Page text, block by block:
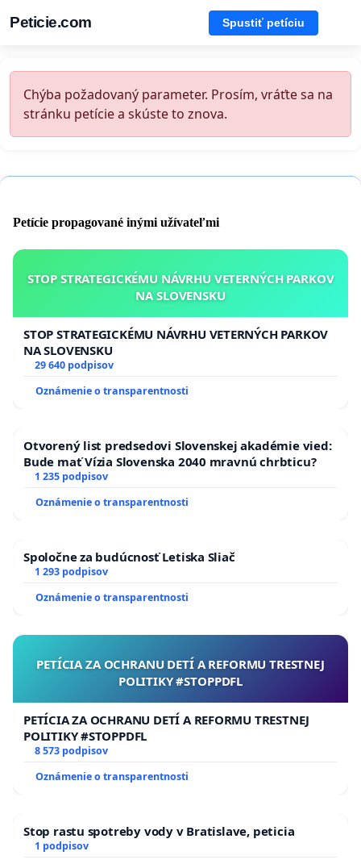
Peticie.com Spustiť petíciu
Chýba požadovaný parameter. Prosím, vráťte sa na
stránku petície a skúste to znova.
Petície propagované inými užívateľmi
STOP STRATEGICKÉMU NÁVRHU VETERNÝCH PARKOV
NA SLOVENSKU
STOP STRATEGICKÉMU NÁVRHU VETERNÝCH PARKOV
NA SLOVENSKU
29 640 podpisov
Oznámenie o transparentnosti
Otvorený list predsedovi Slovenskej akadémie vied:
Bude mať Vízia Slovenska 2040 mravnú chrbticu?
1 235 podpisov
Oznámenie o transparentnosti
Spoločne za budúcnosť Letiska Sliač
1 293 podpisov
Oznámenie o transparentnosti
PETÍCIA ZA OCHRANU DETÍ A REFORMU TRESTNEJ
POLITIKY #STOPPDFL
PETÍCIA ZA OCHRANU DETÍ A REFORMU TRESTNEJ
POLITIKY #STOPPDFL
8 573 podpisov
Oznámenie o transparentnosti
Stop rastu spotreby vody v Bratislave, peticia
1 podpisov